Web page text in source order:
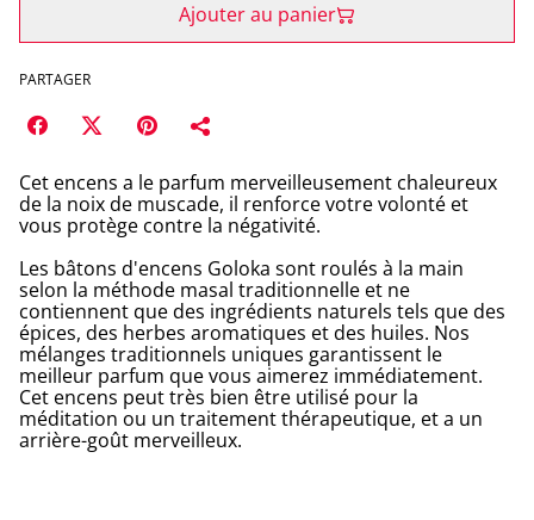
Ajouter au panier
PARTAGER
Cet encens a le parfum merveilleusement chaleureux
de la noix de muscade, il renforce votre volonté et
vous protège contre la négativité.
Les bâtons d'encens Goloka sont roulés à la main
selon la méthode masal traditionnelle et ne
contiennent que des ingrédients naturels tels que des
épices, des herbes aromatiques et des huiles. Nos
mélanges traditionnels uniques garantissent le
meilleur parfum que vous aimerez immédiatement.
Cet encens peut très bien être utilisé pour la
méditation ou un traitement thérapeutique, et a un
arrière-goût merveilleux.